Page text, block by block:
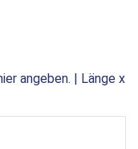
angeben. | Länge x